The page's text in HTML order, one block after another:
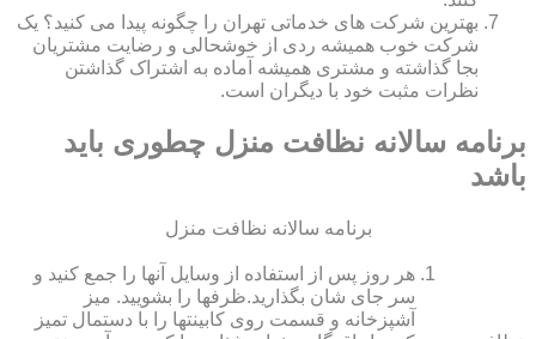
بهترین شرکت های خدماتی تهران را چگونه پیدا می کنید؟ یک
شرکت خوب همیشه ردی از خوشحالی و رضایت مشتریان
بجا گذاشته و مشتری همیشه آماده به اشتراک گذاشتن
نظرات مثبت خود با دیگران است.
برنامه سالانه نظافت منزل چطوری باید
باشد
برنامه سالانه نظافت منزل
هر روز پس از استفاده از وسایل آنها را جمع کنید و
سر جای شان بگذارید.ظرف‏ها را بشویید. میز
آشپزخانه و قسمت روی کابینت‏ها را با دستمال تمیز